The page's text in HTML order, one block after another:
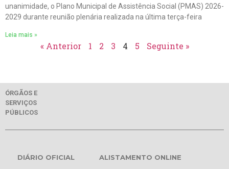
unanimidade, o Plano Municipal de Assistência Social (PMAS) 2026-
2029 durante reunião plenária realizada na última terça-feira
Leia mais »
« Anterior 1 2 3 4 5 Seguinte »
ÓRGÃOS E
SERVIÇOS
PÚBLICOS
DIÁRIO OFICIAL ALISTAMENTO ONLINE